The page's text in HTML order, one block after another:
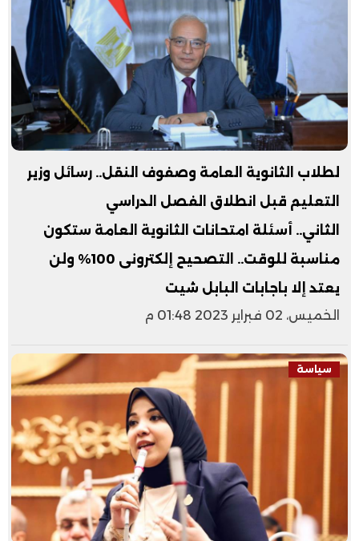
لطلاب الثانوية العامة وصفوف النقل.. رسائل وزير
التعليم قبل انطلاق الفصل الدراسي
الثاني.. أسئلة امتحانات الثانوية العامة ستكون
مناسبة للوقت.. التصحيح إلكترونى 100% ولن
يعتد إلا باجابات البابل شيت
الخميس، 02 فبراير 2023 01:48 م
سياسة